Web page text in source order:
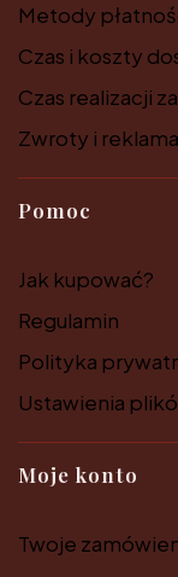
Metody
Czas i koszty
Czas realizacji
Zwroty i
Pomoc
Jak kupować?
Regulamin
Polityka
Ustawienia
Moje konto
Twoje